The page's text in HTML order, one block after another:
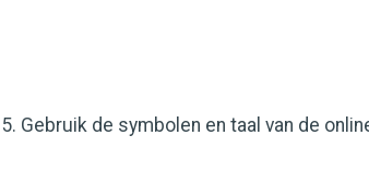
5. Gebruik de symbolen en taal van de